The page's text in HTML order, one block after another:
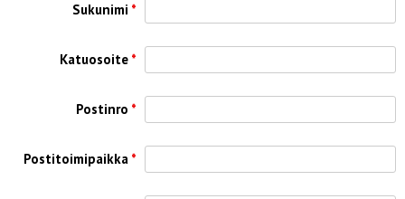
Sukunimi *
Katuosoite *
Postinro *
Postitoimipaikka *